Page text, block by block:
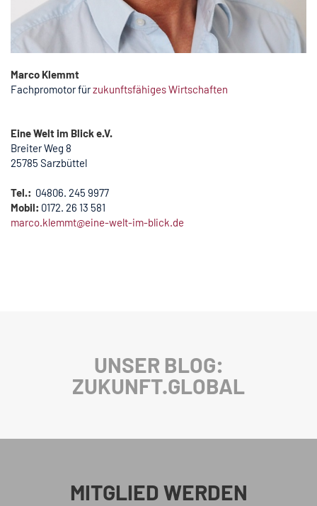
Marco Klemmt
Fachpromotor fürzukunftsfähiges Wirtschaften
Eine Welt im Blick e.V.
Breiter Weg 8
25785 Sarzbüttel
Tel.: 04806. 245 9977
Mobil: 0172. 26 13 581
marco.klemmt@eine-welt-im-blick.de
UNSER BLOG:
ZUKUNFT.GLOBAL
MITGLIED WERDEN